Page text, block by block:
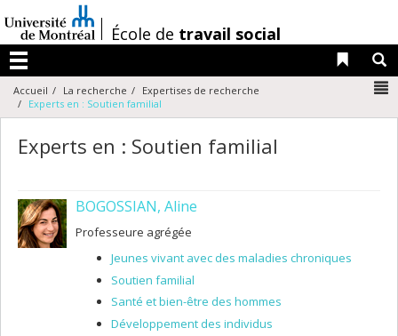
au
contenu
/École de travail social
Menu
Liens
Accueil La recherche
Expertises de recherche
Experts en : Soutien familial
Experts en : Soutien familial
BOGOSSIAN, Aline
Professeure agrégée
Jeunes vivant avec des maladies chroniques
Soutien familial
Santé et bien-être des hommes
Développement des individus